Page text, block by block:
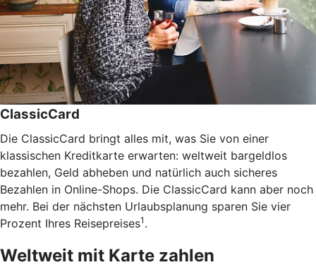
ClassicCard
Die ClassicCard bringt alles mit, was Sie von einer
klassischen Kreditkarte erwarten: weltweit bargeldlos
bezahlen, Geld abheben und natürlich auch sicheres
Bezahlen in Online-Shops. Die ClassicCard kann aber noch
mehr. Bei der nächsten Urlaubsplanung sparen Sie vier
Prozent Ihres Reisepreises1 .
Weltweit mit Karte zahlen